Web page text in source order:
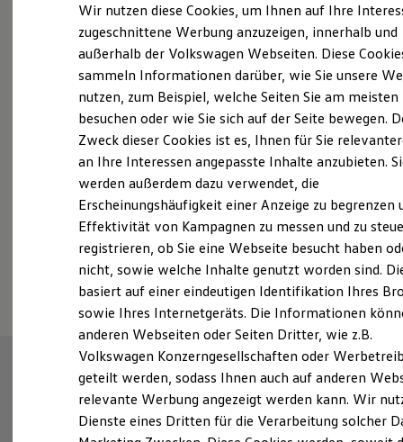
Elektroautos
ID. Tutorials
Elektrofahrzeugkonzepte
Reichweite
Reichweite der ID. Modelle
Reichweite im Winter
Laden
Laden unterwegs
Laden Zuhause
Ladezeitensimulator
Batterie
Sicherheit
Garantie und Lebensdauer
Nachhaltigkeit
Technologie
Kosten und Kauf
Verbrauchskosten
Kaufoptionen
E-Auto-Förderung
Software und Konnektivität
Die ID. Software 6
ID. Software Versionen und Updates
Digitale Extras
Schnittstellen zu Ihrem ID.
Probefahrt vereinbaren
Fahrzeugangebot anfordern
Serviceanfrage stellen
Wir nutzen diese Cookies, um Ihnen auf Ihre
zugeschnittene Werbung anzuzeigen, innerhalb und
außerhalb der Volkswagen Webseiten. Diese
sammeln Informationen darüber, wie Sie unsere
nutzen, zum Beispiel, welche Seiten Sie am meisten
besuchen oder wie Sie sich auf der Seite bewegen.
Zweck dieser Cookies ist es, Ihnen für Sie
an Ihre Interessen angepasste Inhalte anzubieten.
werden außerdem dazu verwendet, die
Erscheinungshäufigkeit einer Anzeige zu begrenzen
Effektivität von Kampagnen zu messen und zu
registrieren, ob Sie eine Webseite besucht haben
nicht, sowie welche Inhalte genutzt worden sind.
basiert auf einer eindeutigen Identifikation Ihres
sowie Ihres Internetgeräts. Die Informationen
anderen Webseiten oder Seiten Dritter, wie z.B.
Volkswagen Konzerngesellschaften oder
geteilt werden, sodass Ihnen auch auf anderen
relevante Werbung angezeigt werden kann. Wir
Dienste eines Dritten für die Verarbeitung solcher